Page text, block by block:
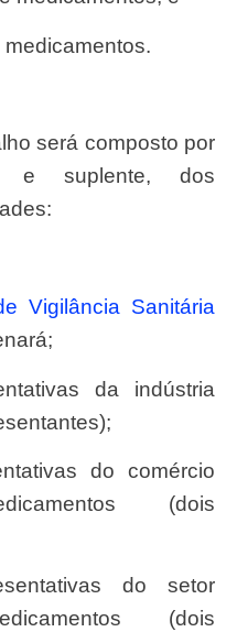
medicamentos.
e suplente, dos
Vigilância Sanitária
(dois
(dois